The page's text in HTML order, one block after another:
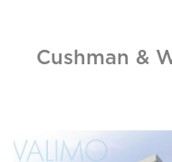
Cushman &